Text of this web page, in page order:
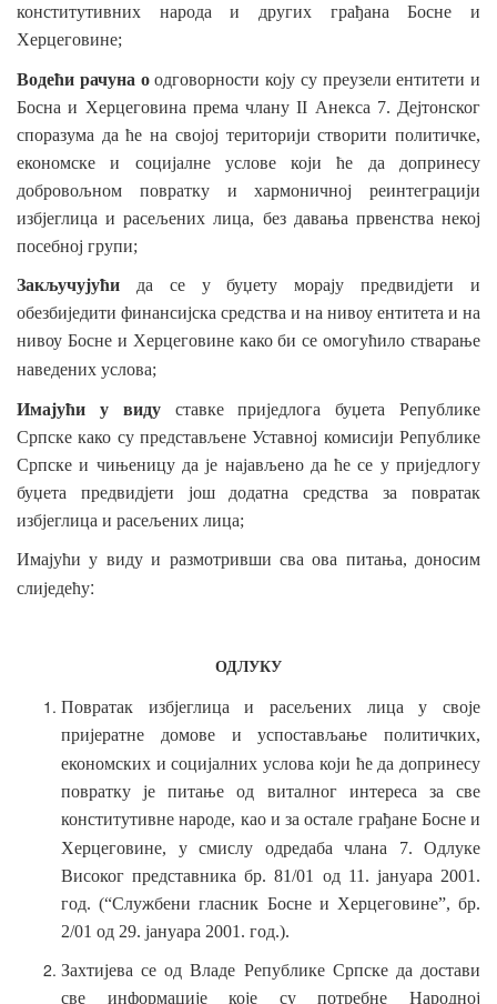
конститутивних народа и других грађана Босне и
Херцеговине;
Водећи рачуна оодговорности коју су преузели ентитети и
Босна и Херцеговина према члану II Анекса 7. Дејтонског
споразума да ће на својој територији створити политичке,
економске и социјалне услове који ће да допринесу
добровољном повратку и хармоничној реинтеграцији
избјеглица и расељених лица, без давања првенства некој
посебној групи;
Закључујући да се у буџету морају предвидјети и
обезбиједити финансијска средства и на нивоу ентитета и на
нивоу Босне и Херцеговине како би се омогућило стварање
наведених услова;
Имајући у виду
ставке приједлога буџета Републике
Српске како су представљене Уставној комисији Републике
Српске и чињеницу да је најављено да ће се у приједлогу
буџета предвидјети још додатна средства за повратак
избјеглица и расељених лица;
Имајући у виду и размотривши сва ова питања, доносим
слиједећу:
ОДЛУКУ
Повратак избјеглица и расељених лица у
своје
пријератне домове и успостављање политичких,
економских и социјалних услова који ће да допринесу
повратку је питање од виталног интереса за све
конститутивне народе, као и за остале грађане Босне и
Херцеговине, у
смислу одредаба члана 7. Одлуке
Високог представника бр. 81/01 од 11. јануара 2001.
год. (“Службени гласник Босне и Херцеговине”, бр.
2/01 од 29. јануара 2001. год.).
Захтијева се од Владе Републике Српске да достави
све информације које су потребне Народној